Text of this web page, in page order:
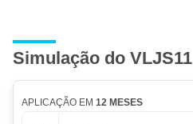
Simulação do VLJS11
APLICAÇÃO EM 12 MESES